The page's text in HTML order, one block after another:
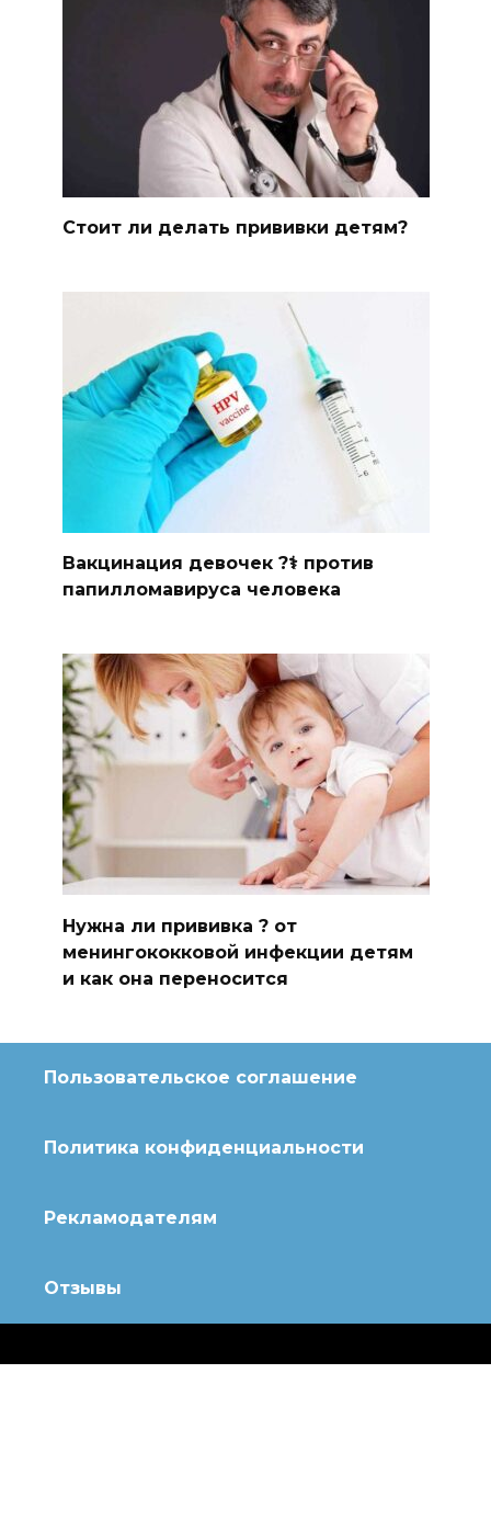
Стоит ли делать прививки детям?
Вакцинация девочек ?‍⚕️ против
папилломавируса человека
Нужна ли прививка ? от
менингококковой инфекции детям
и как она переносится
Пользовательское соглашение
Политика конфиденциальности
Рекламодателям
Отзывы